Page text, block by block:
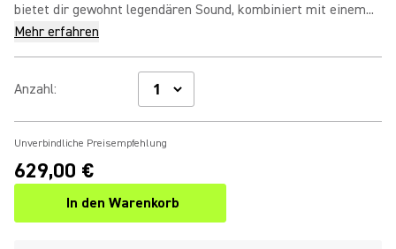
bietet dir gewohnt legendären Sound, kombiniert mit einem...
Mehr erfahren
Anzahl:
Unverbindliche Preisempfehlung
629,00 €
In den Warenkorb